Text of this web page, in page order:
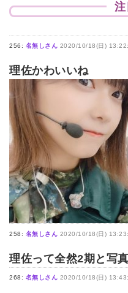
注
256: 名無しさん 2020/10/18(日)
理佐かわいいね
258: 名無しさん 2020/10/18(日)
理佐って全然2期と写
268: 名無しさん 2020/10/18(日)